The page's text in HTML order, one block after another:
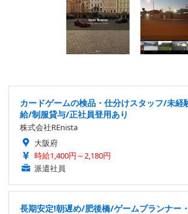
カードゲームの検品・仕分けスタッフ/未経
給/制服貸与/正社員登用あり
株式会社REnista
大阪府
時給1,400円～2,180円
派遣社員
長期安定!朝遅め/肥後橋/ゲームプランナー